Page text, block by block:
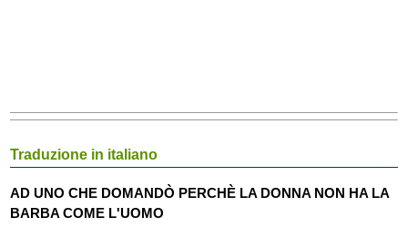
Traduzione in italiano
AD UNO CHE DOMANDÒ PERCHÈ LA DONNA NON HA LA
BARBA COME L'UOMO